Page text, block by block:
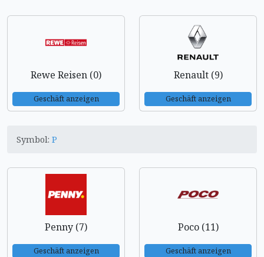
Rewe Reisen (0)
Geschäft anzeigen
Renault (9)
Geschäft anzeigen
Symbol: P
Penny (7)
Geschäft anzeigen
Poco (11)
Geschäft anzeigen